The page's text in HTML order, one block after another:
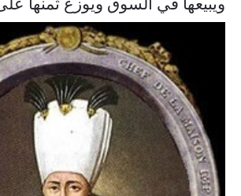
ويبيعها في السوق ويوزع ثمنها